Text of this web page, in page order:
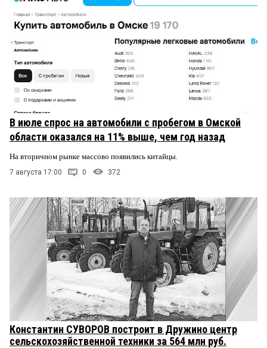
В июле спрос на автомобили с пробегом в Омской
области оказался на 11% выше, чем год назад
На вторичном рынке массово появились китайцы.
7 августа 17:00 0 372
Константин СУВОРОВ построит в Дружино центр
сельскохозяйственной техники за 564 млн руб.